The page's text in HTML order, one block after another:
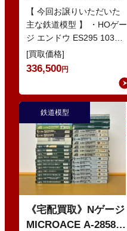
103系1200番代 東西線
色 基本5輌 Nセット
などの鉄道模型
【 今回お譲りいただいた
主な鉄道模型 】 ・HOゲー
ジ エンドウ ES295 103系
1200番代 東西線色 中間5
輌 Oセット …
[買取価格]
336,500円
鉄道模型
《宅配買取》Nゲージ
MICROACE A-2858